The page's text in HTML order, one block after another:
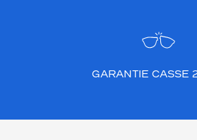
GARANTIE CASSE